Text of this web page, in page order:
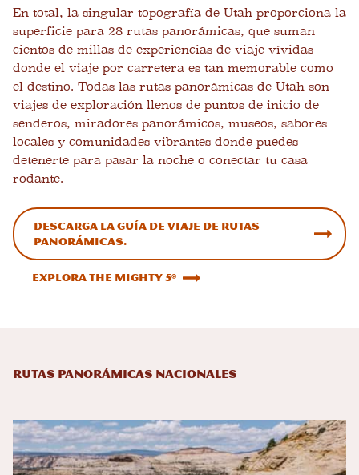
En total, la singular topografía de Utah proporciona la
superficie para 28 rutas panorámicas, que suman
cientos de millas de experiencias de viaje vívidas
donde el viaje por carretera es tan memorable como
el destino. Todas las rutas panorámicas de Utah son
viajes de exploración llenos de puntos de inicio de
senderos, miradores panorámicos, museos, sabores
locales y comunidades vibrantes donde puedes
detenerte para pasar la noche o conectar tu casa
rodante.
Descarga la guía de viaje de rutas
panorámicas.
Explora The Mighty 5®
Rutas panorámicas nacionales